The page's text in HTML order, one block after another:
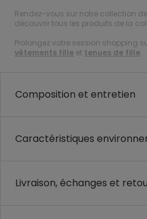
Rendez-vous sur notre collection de
découvrir tous les produits de la
Prolongez votre session shopping
vêtements fille et tenues de fille.
Composition et entretien
Caractéristiques
Livraison, échanges et